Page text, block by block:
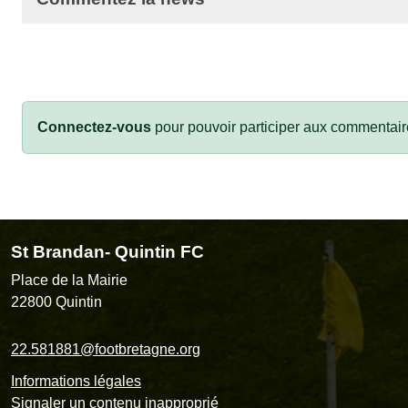
Connectez-vous pour pouvoir participer aux
St Brandan- Quintin FC
Place de la Mairie
22800 Quintin
22.581881@footbretagne.org
Informations légales
Signaler un contenu inapproprié